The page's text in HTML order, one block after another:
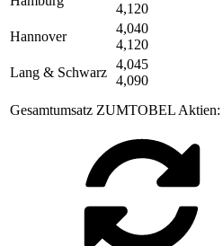
4,120
Hannover
4,040
4,120
Lang & Schwarz
4,045
4,090
Gesamtumsatz ZUMTOBEL Aktien: